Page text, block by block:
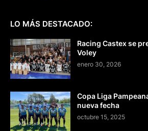
LO MÁS DESTACADO:
Racing Castex se
Voley
enero 30, 2026
Copa Liga
nueva fecha
octubre 15, 2025